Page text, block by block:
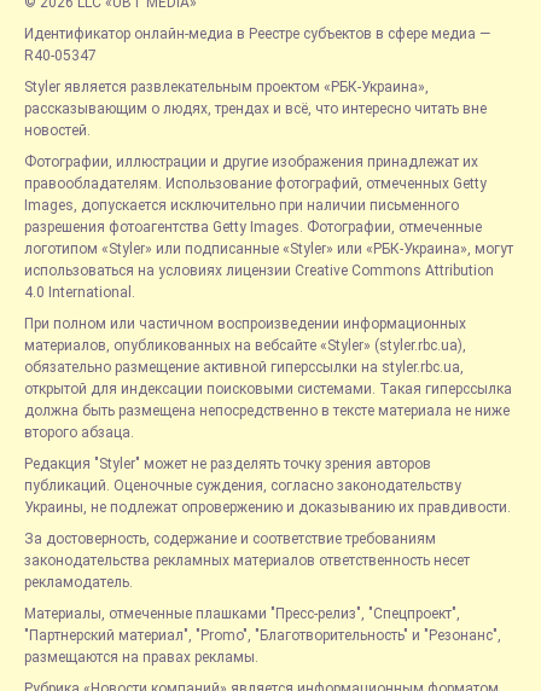
Идентификатор онлайн-медиа в Реестре субъектов в сфере медиа —
R40-05347
Styler является развлекательным проектом «РБК-Украина»,
рассказывающим о людях, трендах и всё, что интересно читать вне
новостей.
Фотографии, иллюстрации и другие изображения принадлежат их
правообладателям. Использование фотографий, отмеченных Getty
Images, допускается исключительно при наличии письменного
разрешения фотоагентства Getty Images. Фотографии, отмеченные
логотипом «Styler» или подписанные «Styler» или «РБК-Украина», могут
использоваться на условиях лицензии Creative Commons Attribution
4.0 International.
При полном или частичном воспроизведении информационных
материалов, опубликованных на вебсайте «Styler» (styler.rbc.ua),
обязательно размещение активной гиперссылки на styler.rbc.ua,
открытой для индексации поисковыми системами. Такая гиперссылка
должна быть размещена непосредственно в тексте материала не ниже
второго абзаца.
Редакция "Styler" может не разделять точку зрения авторов
публикаций. Оценочные суждения, согласно законодательству
Украины, не подлежат опровержению и доказыванию их правдивости.
За достоверность, содержание и соответствие требованиям
законодательства рекламных материалов ответственность несет
рекламодатель.
Материалы, отмеченные плашками "Пресс-релиз", "Спецпроект",
"Партнерский материал", "Promo", "Благотворительность" и "Резонанс",
размещаются на правах рекламы.